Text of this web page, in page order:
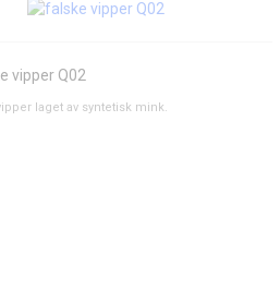
vipper Q02
laget av syntetisk mink.